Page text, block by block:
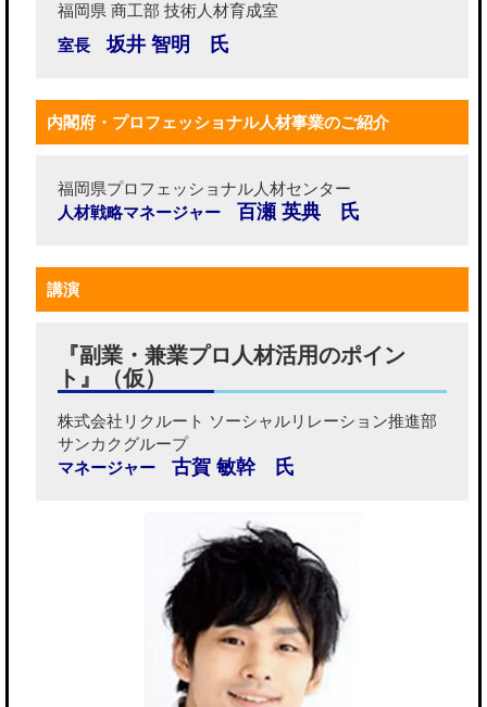
福岡県 商工部 技術人材育成室
室長坂井 智明 氏
内閣府・プロフェッショナル人材事業のご紹介
福岡県プロフェッショナル人材センター
人材戦略マネージャー 百瀬 英典 氏
講演
『副業・兼業プロ人材活用のポイン
ト』（仮）
株式会社リクルート ソーシャルリレーション推進部
サンカクグループ
マネージャー古賀 敏幹 氏